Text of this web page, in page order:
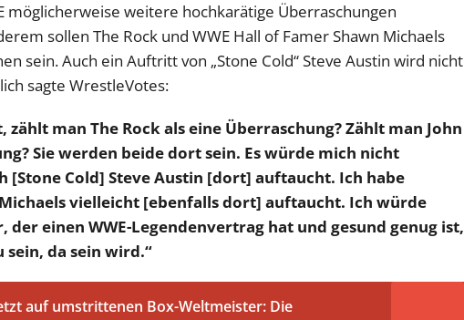
möglicherweise weitere hochkarätige Überraschungen
sollen The Rock und WWE Hall of Famer Shawn Michaels
sein. Auch ein Auftritt von „Stone Cold“ Steve Austin wird nicht
sagte WrestleVotes:
man The Rock als eine Überraschung? Zählt man John
Sie werden beide dort sein. Es würde mich nicht
[Stone Cold] Steve Austin [dort] auftaucht. Ich habe
vielleicht [ebenfalls dort] auftaucht. Ich würde
der einen WWE-Legendenvertrag hat und gesund genug ist,
sein, da sein wird.“
auf umstrittenen Box-Weltmeister: Die